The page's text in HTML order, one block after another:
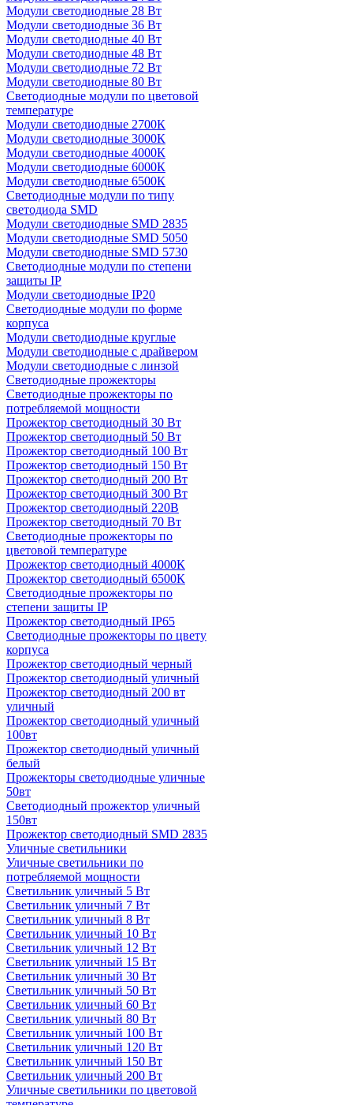
Модули светодиодные 28 Вт
Модули светодиодные 36 Вт
Модули светодиодные 40 Вт
Модули светодиодные 48 Вт
Модули светодиодные 72 Вт
Модули светодиодные 80 Вт
Светодиодные модули по цветовой
температуре
Модули светодиодные 2700К
Модули светодиодные 3000К
Модули светодиодные 4000К
Модули светодиодные 6000К
Модули светодиодные 6500К
Светодиодные модули по типу
светодиода SMD
Модули светодиодные SMD 2835
Модули светодиодные SMD 5050
Модули светодиодные SMD 5730
Светодиодные модули по степени
защиты IP
Модули светодиодные IP20
Светодиодные модули по форме
корпуса
Модули светодиодные круглые
Модули светодиодные с драйвером
Модули светодиодные с линзой
Светодиодные прожекторы
Светодиодные прожекторы по
потребляемой мощности
Прожектор светодиодный 30 Вт
Прожектор светодиодный 50 Вт
Прожектор светодиодный 100 Вт
Прожектор светодиодный 150 Вт
Прожектор светодиодный 200 Вт
Прожектор светодиодный 300 Вт
Прожектор светодиодный 220В
Прожектор светодиодный 70 Вт
Светодиодные прожекторы по
цветовой температуре
Прожектор светодиодный 4000К
Прожектор светодиодный 6500К
Светодиодные прожекторы по
степени защиты IP
Прожектор светодиодный IP65
Светодиодные прожекторы по цвету
корпуса
Прожектор светодиодный черный
Прожектор светодиодный уличный
Прожектор светодиодный 200 вт
уличный
Прожектор светодиодный уличный
100вт
Прожектор светодиодный уличный
белый
Прожекторы светодиодные уличные
50вт
Светодиодный прожектор уличный
150вт
Прожектор светодиодный SMD 2835
Уличные светильники
Уличные светильники по
потребляемой мощности
Светильник уличный 5 Вт
Светильник уличный 7 Вт
Светильник уличный 8 Вт
Светильник уличный 10 Вт
Светильник уличный 12 Вт
Светильник уличный 15 Вт
Светильник уличный 30 Вт
Светильник уличный 50 Вт
Светильник уличный 60 Вт
Светильник уличный 80 Вт
Светильник уличный 100 Вт
Светильник уличный 120 Вт
Светильник уличный 150 Вт
Светильник уличный 200 Вт
Уличные светильники по цветовой